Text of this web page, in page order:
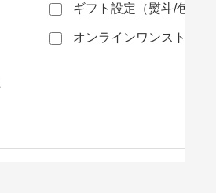
ギフト設定（熨斗/包装
オンラインワンストップ